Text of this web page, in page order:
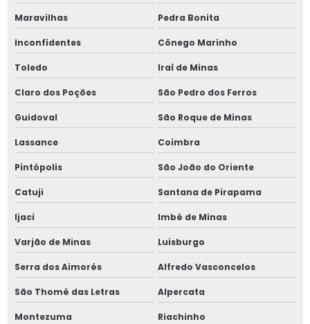
Maravilhas Pedra Bonita
Inconfidentes Cônego Marinho
Toledo Iraí de Minas
Claro dos Poções São Pedro dos Ferros
Guidoval São Roque de Minas
Lassance Coimbra
Pintópolis São João do Oriente
Catuji Santana de Pirapama
Ijaci Imbé de Minas
Varjão de Minas Luisburgo
Serra dos Aimorés Alfredo Vasconcelos
São Thomé das Letras Alpercata
Montezuma Riachinho